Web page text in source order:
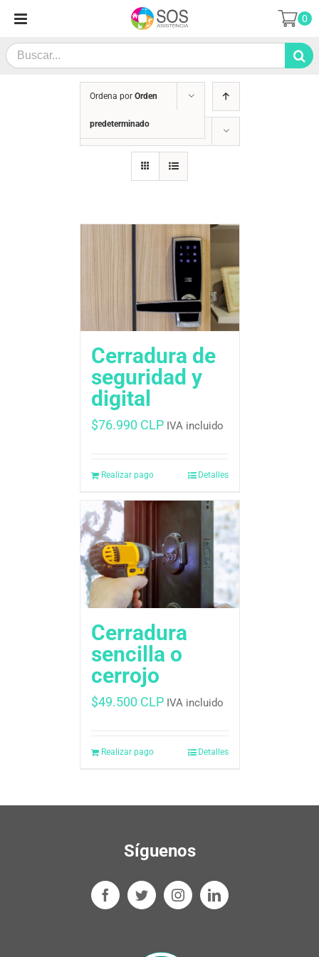
contenido
Search
for:
0
Ordena por Orden
predeterminado
Mostrar
Cerradura de
seguridad y
digital
$76.990 CLP IVA incluido
Realizar pago Detalles
Cerradura
sencilla o
cerrojo
$49.500 CLP IVA incluido
Realizar pago Detalles
Síguenos